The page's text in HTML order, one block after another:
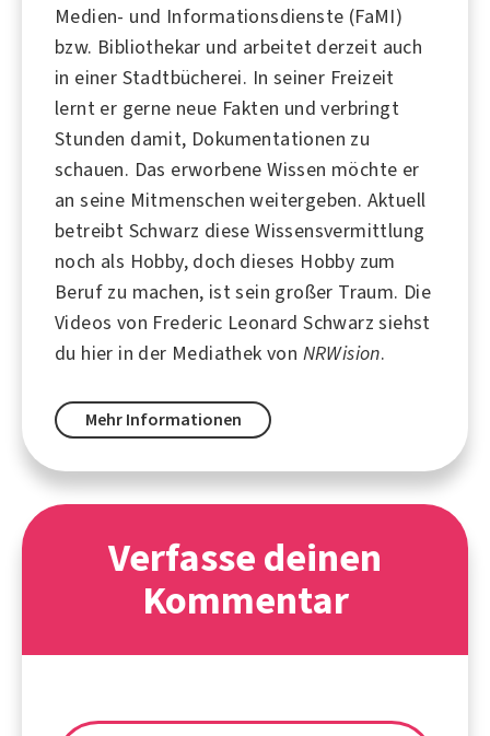
Medien- und Informationsdienste (FaMI)
bzw. Bibliothekar und arbeitet derzeit auch
in einer Stadtbücherei. In seiner Freizeit
lernt er gerne neue Fakten und verbringt
Stunden damit, Dokumentationen zu
schauen. Das erworbene Wissen möchte er
an seine Mitmenschen weitergeben. Aktuell
betreibt Schwarz diese Wissensvermittlung
noch als Hobby, doch dieses Hobby zum
Beruf zu machen, ist sein großer Traum. Die
Videos von Frederic Leonard Schwarz siehst
du hier in der Mediathek von NRWision.
Mehr Informationen
Verfasse deinen
Kommentar